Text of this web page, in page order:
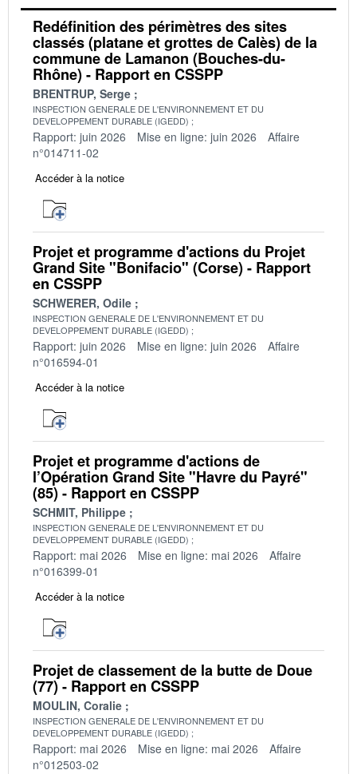
Redéfinition des périmètres des sites
classés (platane et grottes de Calès) de la
commune de Lamanon (Bouches-du-
Rhône) - Rapport en CSSPP
BRENTRUP, Serge
INSPECTION GENERALE DE L'ENVIRONNEMENT ET DU
DEVELOPPEMENT DURABLE (IGEDD)
Rapport: juin 2026 Mise en ligne: juin 2026
Affaire
n°014711-02
Accéder à la notice
Projet et programme d'actions du Projet
Grand Site "Bonifacio" (Corse) - Rapport
en CSSPP
SCHWERER, Odile
INSPECTION GENERALE DE L'ENVIRONNEMENT ET DU
DEVELOPPEMENT DURABLE (IGEDD)
Rapport: juin 2026 Mise en ligne: juin 2026
Affaire
n°016594-01
Accéder à la notice
Projet et programme d'actions de
l’Opération Grand Site "Havre du Payré"
(85) - Rapport en CSSPP
SCHMIT, Philippe
INSPECTION GENERALE DE L'ENVIRONNEMENT ET DU
DEVELOPPEMENT DURABLE (IGEDD)
Rapport: mai 2026 Mise en ligne: mai 2026
Affaire
n°016399-01
Accéder à la notice
Projet de classement de la butte de Doue
(77) - Rapport en CSSPP
MOULIN, Coralie
INSPECTION GENERALE DE L'ENVIRONNEMENT ET DU
DEVELOPPEMENT DURABLE (IGEDD)
Rapport: mai 2026 Mise en ligne: mai 2026
Affaire
n°012503-02